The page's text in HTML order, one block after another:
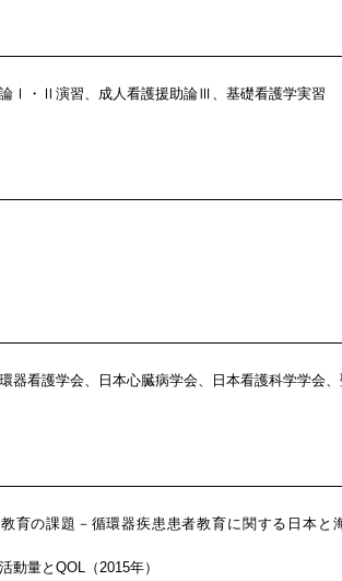
Ⅰ・Ⅱ演習、成人看護援助論Ⅲ、基礎看護学実習
器看護学会、日本心臓病学会、日本看護科学学会
育の課題－循環器疾患患者教育に関する日本と
動量とQOL（2015年）